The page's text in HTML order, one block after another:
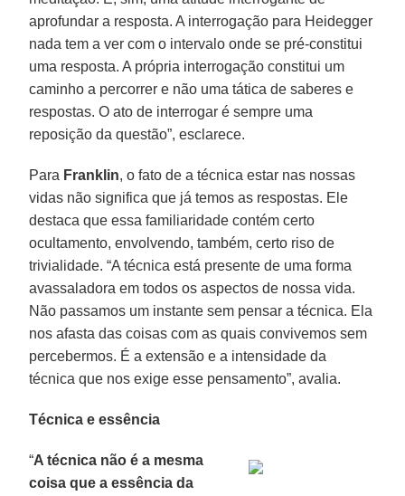
aprofundar a resposta. A interrogação para Heidegger
nada tem a ver com o intervalo onde se pré-constitui
uma resposta. A própria interrogação constitui um
caminho a percorrer e não uma tática de saberes e
respostas. O ato de interrogar é sempre uma
reposição da questão”, esclarece.
Para Franklin, o fato de a técnica estar nas nossas
vidas não significa que já temos as respostas. Ele
destaca que essa familiaridade contém certo
ocultamento, envolvendo, também, certo riso de
trivialidade. “A técnica está presente de uma forma
avassaladora em todos os aspectos de nossa vida.
Não passamos um instante sem pensar a técnica. Ela
nos afasta das coisas com as quais convivemos sem
percebermos. É a extensão e a intensidade da
técnica que nos exige esse pensamento”, avalia.
Técnica e essência
“A técnica não é a mesma
coisa que a essência da